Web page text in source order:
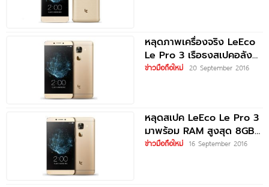
หลุดภาพเครื่องจริง LeEco
Le Pro 3 เรือธงสเปคอลัง
การ RAM 8GB แบตอึด
ข่าวมือถือใหม่ 20 September 2016
หลุดสเปค LeEco Le Pro 3
มาพร้อม RAM สูงสุด 8GB
แบตอึด
ข่าวมือถือใหม่ 16 September 2016